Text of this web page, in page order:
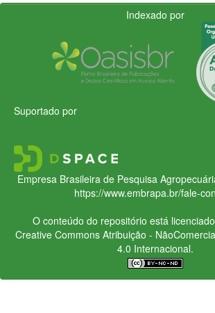
Indexado por
Suportado por
Empresa Brasileira de Pesquisa
https://www.embrapa.br/fale-
O conteúdo do repositório está
Creative CommonsAtribuição -
4.0 Internacional.